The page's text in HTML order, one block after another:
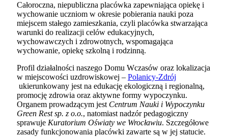
Całoroczna, niepubliczna placówka zapewniająca opiekę i
wychowanie uczniom w okresie pobierania nauki poza
miejscem stałego zamieszkania, czyli placówka stwarzająca
warunki do realizacji celów edukacyjnych,
wychowawczych i zdrowotnych, wspomagająca
wychowanie, opiekę szkolną i rodzinną.
Profil działalności naszego Domu Wczasów oraz lokalizacja
w miejscowości uzdrowiskowej – Polanicy-Zdrój
ukierunkowany jest na edukację ekologiczną i regionalną,
promocję zdrowia oraz aktywne formy wypoczynku.
Organem prowadzącym jest Centrum Nauki i Wypoczynku
Green Rest sp. z o.o., natomiast nadzór pedagogiczny
sprawuje Kuratorium Oświaty we Wrocławiu. Szczegółowe
zasady funkcjonowania placówki zawarte są w jej statucie.